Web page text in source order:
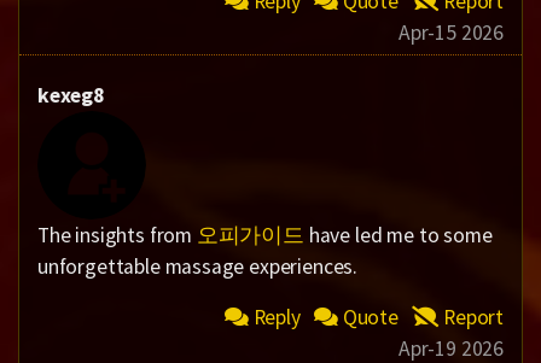
Apr-15 2026
kexeg8
The insights from 오피가이드 have led me to some
unforgettable massage experiences.
Reply
Quote
Report
Apr-19 2026